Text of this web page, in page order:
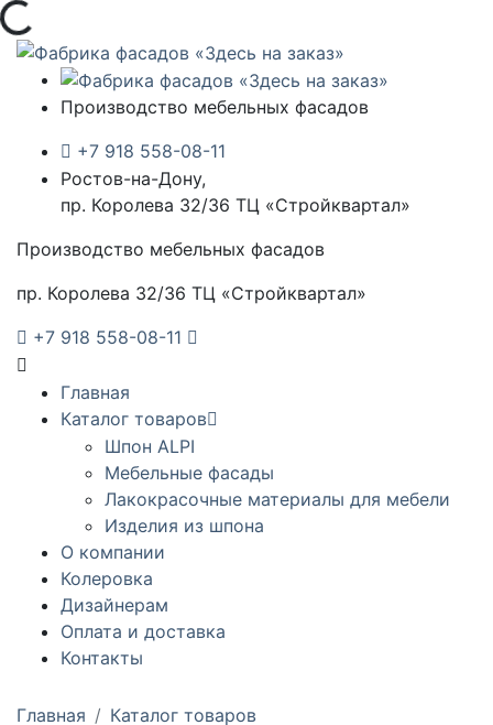
Загрузка...
Производство мебельных фасадов
+7 918 558-08-11
Ростов-на-Дону,
пр. Королева 32/36 ТЦ «Стройквартал»
Производство мебельных фасадов
пр. Королева 32/36 ТЦ «Стройквартал»
+7 918 558-08-11
Главная
Каталог товаров
Шпон ALPI
Мебельные фасады
Лакокрасочные материалы для мебели
Изделия из шпона
О компании
Колеровка
Дизайнерам
Оплата и доставка
Контакты
Главная
Каталог товаров